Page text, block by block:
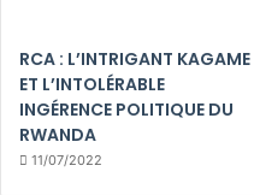
RCA : L’INTRIGANT KAGAME
ET L’INTOLÉRABLE
INGÉRENCE POLITIQUE DU
RWANDA
11/07/2022